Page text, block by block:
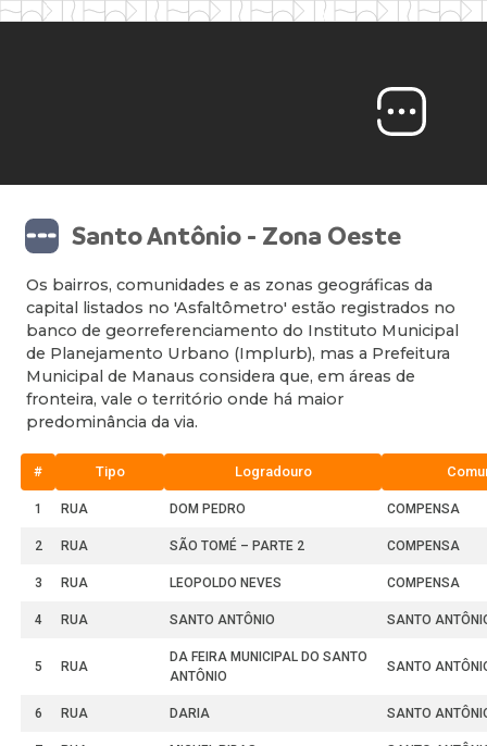
Santo Antônio - Zona Oeste
Os bairros, comunidades e as zonas geográficas da
capital listados no 'Asfaltômetro' estão registrados no
banco de georreferenciamento do Instituto Municipal
de Planejamento Urbano (Implurb), mas a Prefeitura
Municipal de Manaus considera que, em áreas de
fronteira, vale o território onde há maior
predominância da via.
# Tipo Logradouro
1 RUA DOM PEDRO COMPENSA
2 RUA SÃO TOMÉ – PARTE 2 COMPENSA
3 RUA LEOPOLDO NEVES COMPENSA
4 RUA SANTO ANTÔNIO SANTO
5 RUA
DA FEIRA MUNICIPAL DO SANTO
ANTÔNIO
SANTO
6 RUA DARIA SANTO